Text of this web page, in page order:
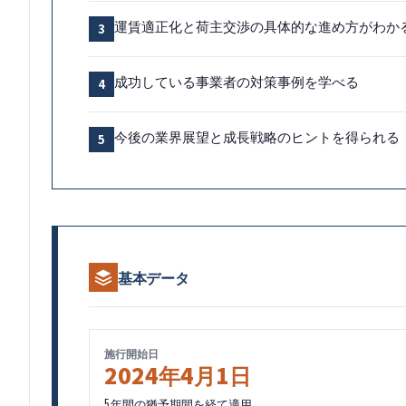
3 運賃適正化と荷主交渉の具体的な進め方がわか
4 成功している事業者の対策事例を学べる
5 今後の業界展望と成長戦略のヒントを得られる
基本データ
施行開始日
2024年4月1日